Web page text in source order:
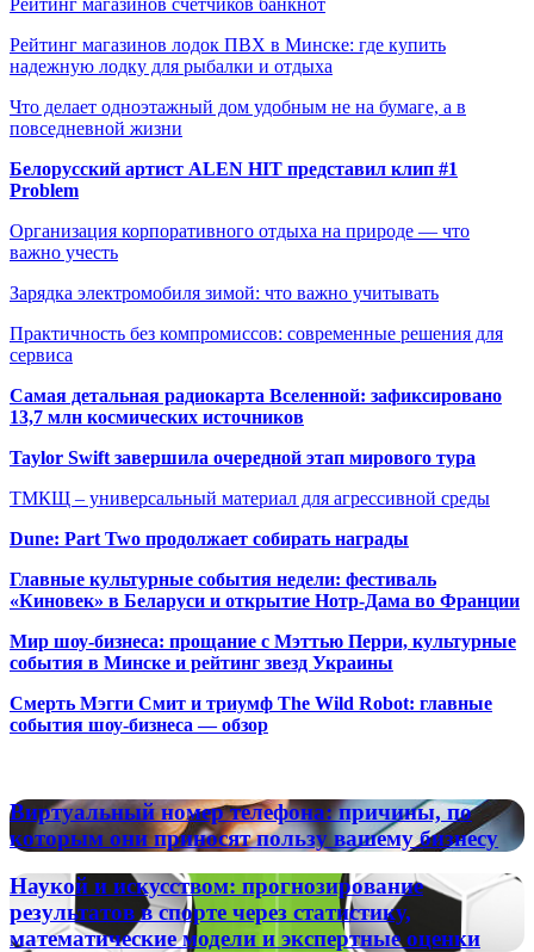
Рейтинг магазинов счётчиков банкнот
Рейтинг магазинов лодок ПВХ в Минске: где купить
надежную лодку для рыбалки и отдыха
Что делает одноэтажный дом удобным не на бумаге, а в
повседневной жизни
Белорусский артист ALEN HIT представил клип #1
Problem
Организация корпоративного отдыха на природе — что
важно учесть
Зарядка электромобиля зимой: что важно учитывать
Практичность без компромиссов: современные решения для
сервиса
Самая детальная радиокарта Вселенной: зафиксировано
13,7 млн космических источников
Taylor Swift завершила очередной этап мирового тура
ТМКЩ – универсальный материал для агрессивной среды
Dune: Part Two продолжает собирать награды
Главные культурные события недели: фестиваль
«Киновек» в Беларуси и открытие Нотр-Дама во Франции
Мир шоу-бизнеса: прощание с Мэттью Перри, культурные
события в Минске и рейтинг звезд Украины
Смерть Мэгги Смит и триумф The Wild Robot: главные
события шоу-бизнеса — обзор
Виртуальный
номер
телефона:
причины,
по
которым
они
Виртуальный номер телефона: причины, по
которым они приносят пользу вашему бизнесу
Наукой
и
искусством:
прогнозирование
Наукой и искусством: прогнозирование
результатов в спорте через статистику,
математические модели и экспертные оценки